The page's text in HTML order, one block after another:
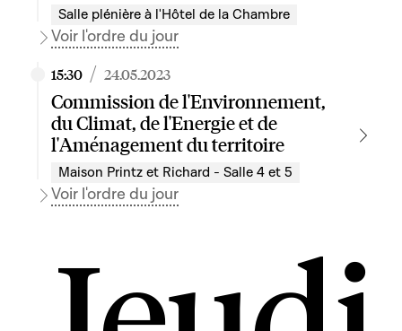
Salle plénière à l'Hôtel de la Chambre
Voir l'ordre du jour
15:30 / 24.05.2023
Commission de l'Environnement,
du Climat, de l'Energie et de
l'Aménagement du territoire
Maison Printz et Richard - Salle 4 et 5
Voir l'ordre du jour